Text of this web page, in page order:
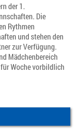
der 1.
Die
Rythmen
und stehen den
zur Verfügung.
Mädchenbereich
Woche vorbildlich